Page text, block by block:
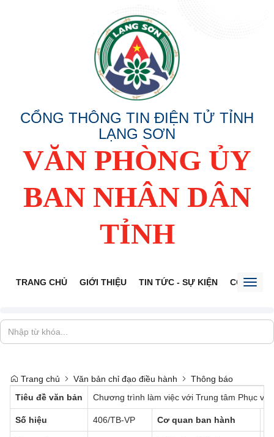
CỔNG THÔNG TIN ĐIỆN TỬ TỈNH
LẠNG SƠN
VĂN PHÒNG ỦY
BAN NHÂN DÂN
TỈNH
TRANG CHỦ GIỚI THIỆU TIN TỨC - SỰ KIỆN CỔNG
Trang chủ Văn bản chỉ đạo điều hành
Thông báo
Tiêu đề văn bản
Chương trình làm việc với Trung tâm Phục vụ
Số hiệu 406/TB-VP Cơ quan ban hành